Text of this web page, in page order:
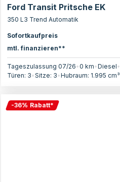
Ford Transit Pritsche EK
350 L3 Trend Automatik
Sofortkaufpreis
mtl. finanzieren**
Tageszulassung 07/26•0 km•Diesel•
Türen: 3•Sitze: 3•Hubraum: 1.995 cm³
-36% Rabatt*